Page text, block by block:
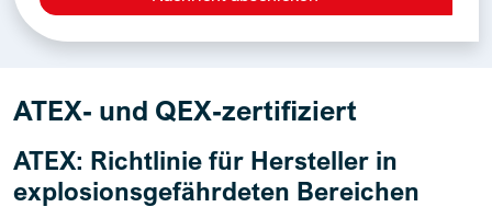
Alternative:
ATEX- und QEX-zertifiziert
ATEX: Richtlinie für Hersteller in
explosionsgefährdeten Bereichen